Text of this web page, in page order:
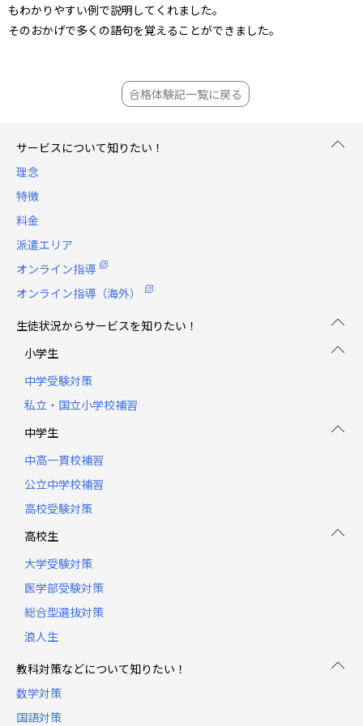
もわかりやすい例で説明してくれました。
そのおかげで多くの語句を覚えることができました。
合格体験記一覧に戻る
サービスについて知りたい！
理念
特徴
料金
派遣エリア
オンライン指導
オンライン指導（海外）
生徒状況からサービスを知りたい！
小学生
中学受験対策
私立・国立小学校補習
中学生
中高一貫校補習
公立中学校補習
高校受験対策
高校生
大学受験対策
医学部受験対策
総合型選抜対策
浪人生
教科対策などについて知りたい！
数学対策
国語対策